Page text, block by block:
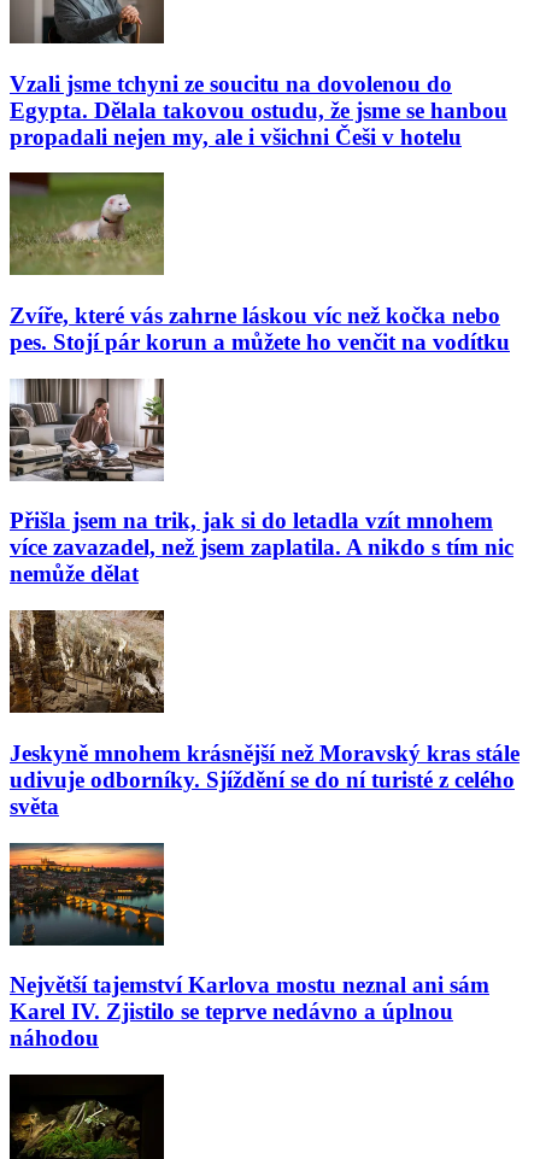
Vzali jsme tchyni ze soucitu na dovolenou do
Egypta. Dělala takovou ostudu, že jsme se hanbou
propadali nejen my, ale i všichni Češi v hotelu
Zvíře, které vás zahrne láskou víc než kočka nebo
pes. Stojí pár korun a můžete ho venčit na vodítku
Přišla jsem na trik, jak si do letadla vzít mnohem
více zavazadel, než jsem zaplatila. A nikdo s tím nic
nemůže dělat
Jeskyně mnohem krásnější než Moravský kras stále
udivuje odborníky. Sjíždění se do ní turisté z celého
světa
Největší tajemství Karlova mostu neznal ani sám
Karel IV. Zjistilo se teprve nedávno a úplnou
náhodou